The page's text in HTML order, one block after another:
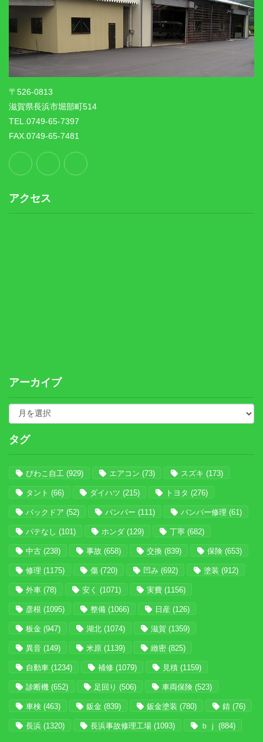
〒526-0813
滋賀県長浜市堀部町514
TEL.0749-65-7397
FAX.0749-65-7481
アクセス
アーカイブ
タグ
びわこ自工 (929) エアコン (73) スズキ (173)
タント (66) ダイハツ (215) トヨタ (276)
バックドア (52) バンパー (111) バンパー修理 (61)
パテなし (101) ホンダ (129) 丁寧 (682)
中古 (238) 事故 (658) 交換 (839) 保険 (653)
修理 (1175) 傷 (720) 凹み (692) 塗装 (912)
外車 (78) 安く (1071) 実費 (1156)
彦根 (1095) 整備 (1066) 日産 (126)
板金 (947) 湖北 (1074) 滋賀 (1359)
異音 (149) 米原 (1139) 緻密 (825)
自動車 (1234) 補修 (1079) 見積 (1159)
診断機 (652) 足回り (506) 車両保険 (523)
車検 (463) 鈑金 (839) 鈑金塗装 (780) 錆 (76)
長浜 (1320) 長浜事故修理工場 (1093) ｂｊ (884)